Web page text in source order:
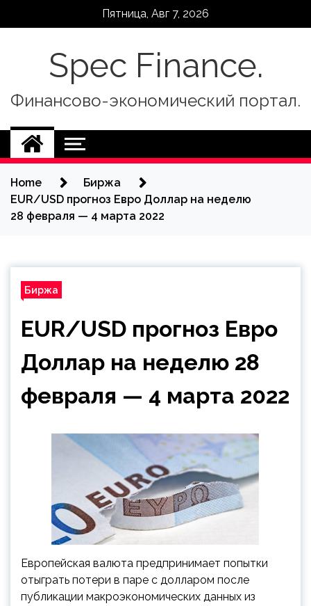
Пятница, Авг 7, 2026
Spec Finance.
Финансово-экономический портал.
Home
Биржа
EUR/USD прогноз Евро Доллар на неделю
28 февраля — 4 марта 2022
Биржа
EUR/USD прогноз Евро
Доллар на неделю 28
февраля — 4 марта 2022
Европейская валюта предпринимает попытки
отыграть потери в паре с долларом после
публикации макроэкономических данных из